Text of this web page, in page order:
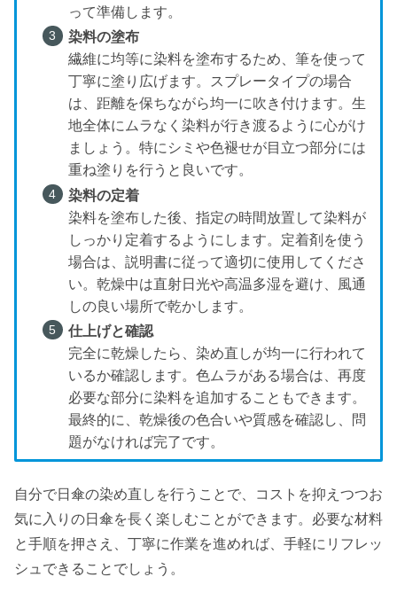
って準備します。
染料の塗布
繊維に均等に染料を塗布するため、筆を使って
丁寧に塗り広げます。スプレータイプの場合
は、距離を保ちながら均一に吹き付けます。生
地全体にムラなく染料が行き渡るように心がけ
ましょう。特にシミや色褪せが目立つ部分には
重ね塗りを行うと良いです。
染料の定着
染料を塗布した後、指定の時間放置して染料が
しっかり定着するようにします。定着剤を使う
場合は、説明書に従って適切に使用してくださ
い。乾燥中は直射日光や高温多湿を避け、風通
しの良い場所で乾かします。
仕上げと確認
完全に乾燥したら、染め直しが均一に行われて
いるか確認します。色ムラがある場合は、再度
必要な部分に染料を追加することもできます。
最終的に、乾燥後の色合いや質感を確認し、問
題がなければ完了です。
自分で日傘の染め直しを行うことで、コストを抑えつつお
気に入りの日傘を長く楽しむことができます。必要な材料
と手順を押さえ、丁寧に作業を進めれば、手軽にリフレッ
シュできることでしょう。